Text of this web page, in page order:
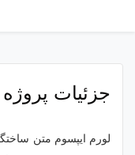
جزئیات پروژه
لورم ایپسوم متن